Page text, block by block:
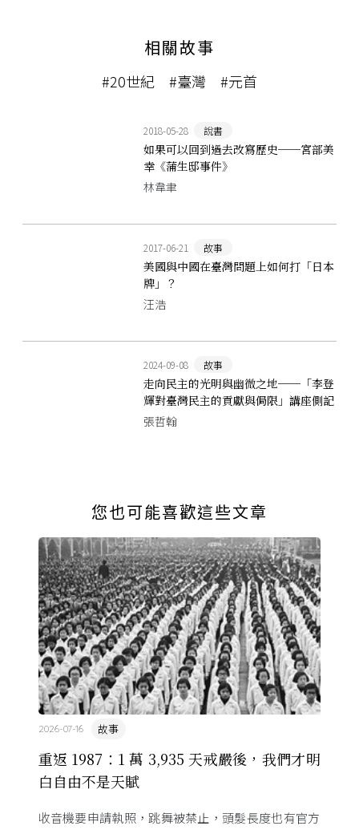
相關故事
#20世紀 #臺灣 #元首
2018-05-28 說書
如果可以回到過去改寫歷史──宮部美
幸《蒲生邸事件》
林韋聿
2017-06-21 故事
美國與中國在臺灣問題上如何打「日本
牌」？
汪浩
2024-09-08 故事
走向民主的光明與幽微之地──「李登
輝對臺灣民主的貢獻與侷限」講座側記
張哲翰
您也可能喜歡這些文章
重返 1987：1 萬 3,935 天戒嚴後，我們才明
白自由不是天賦
故事
2026-07-16
收音機要申請執照，跳舞被禁止，頭髮長度也有官方